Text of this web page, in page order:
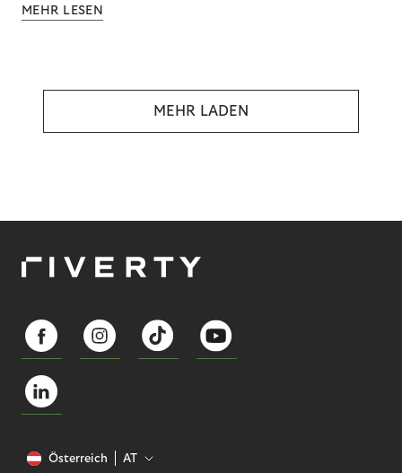
MEHR LESEN
MEHR LADEN
Österreich AT